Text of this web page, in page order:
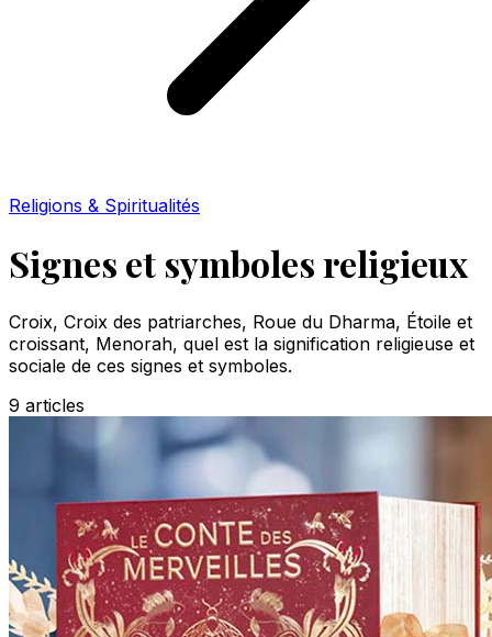
Religions & Spiritualités
Signes et symboles religieux
Croix, Croix des patriarches, Roue du Dharma, Étoile et
croissant, Menorah, quel est la signification religieuse et
sociale de ces signes et symboles.
9 articles